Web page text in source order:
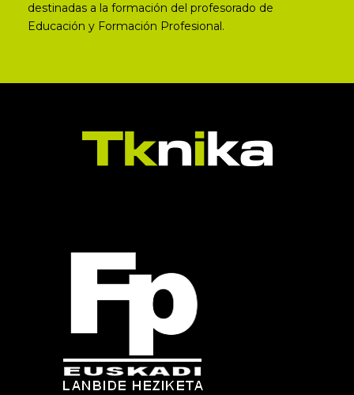
destinadas a la formación del profesorado de
Educación y Formación Profesional.